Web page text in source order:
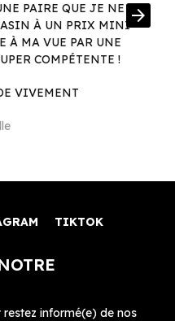
PAIRE QUE JE NE
À UN PRIX MINI
À MA VUE PAR UNE
COMPÉTENTE !
VIVEMENT
arrow_forward
TIKTOK
informé(e) de nos